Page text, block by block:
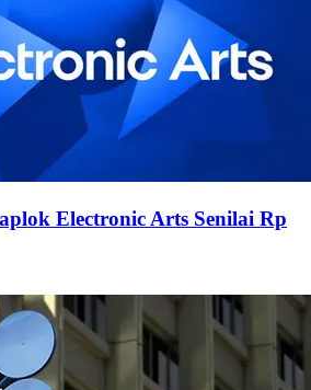
Electronic Arts Senilai Rp